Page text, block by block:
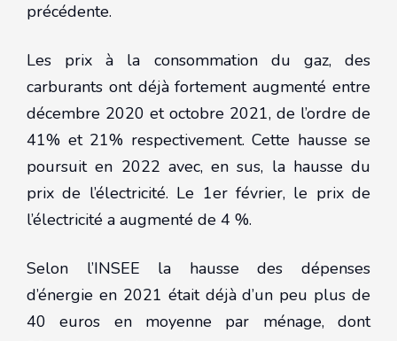
précédente.
Les prix à la consommation du gaz, des
carburants ont déjà fortement augmenté entre
décembre 2020 et octobre 2021, de l’ordre de
41% et 21% respectivement. Cette hausse se
poursuit en 2022 avec, en sus, la hausse du
prix de l’électricité. Le 1er février, le prix de
l’électricité a augmenté de 4 %.
Selon l’INSEE la hausse des dépenses
d’énergie en 2021 était déjà d’un peu plus de
40 euros en moyenne par ménage, dont